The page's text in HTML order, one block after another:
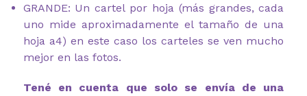
GRANDE: Un cartel por hoja (más grandes, cada
uno mide aproximadamente el tamaño de una
hoja a4) en este caso los carteles se ven mucho
mejor en las fotos.
Tené en cuenta que solo se envía de una